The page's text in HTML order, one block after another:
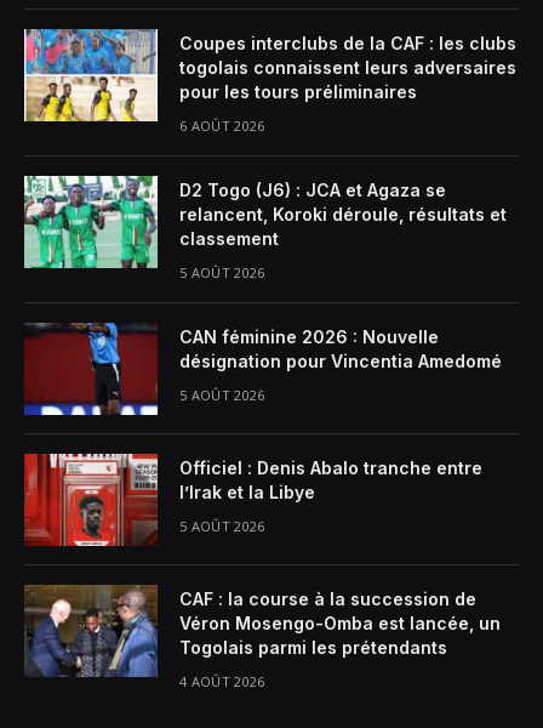
Coupes interclubs de la CAF : les clubs
togolais connaissent leurs adversaires
pour les tours préliminaires
6 AOÛT 2026
D2 Togo (J6) : JCA et Agaza se
relancent, Koroki déroule, résultats et
classement
5 AOÛT 2026
CAN féminine 2026 : Nouvelle
désignation pour Vincentia Amedomé
5 AOÛT 2026
Officiel : Denis Abalo tranche entre
l’Irak et la Libye
5 AOÛT 2026
CAF : la course à la succession de
Véron Mosengo-Omba est lancée, un
Togolais parmi les prétendants
4 AOÛT 2026